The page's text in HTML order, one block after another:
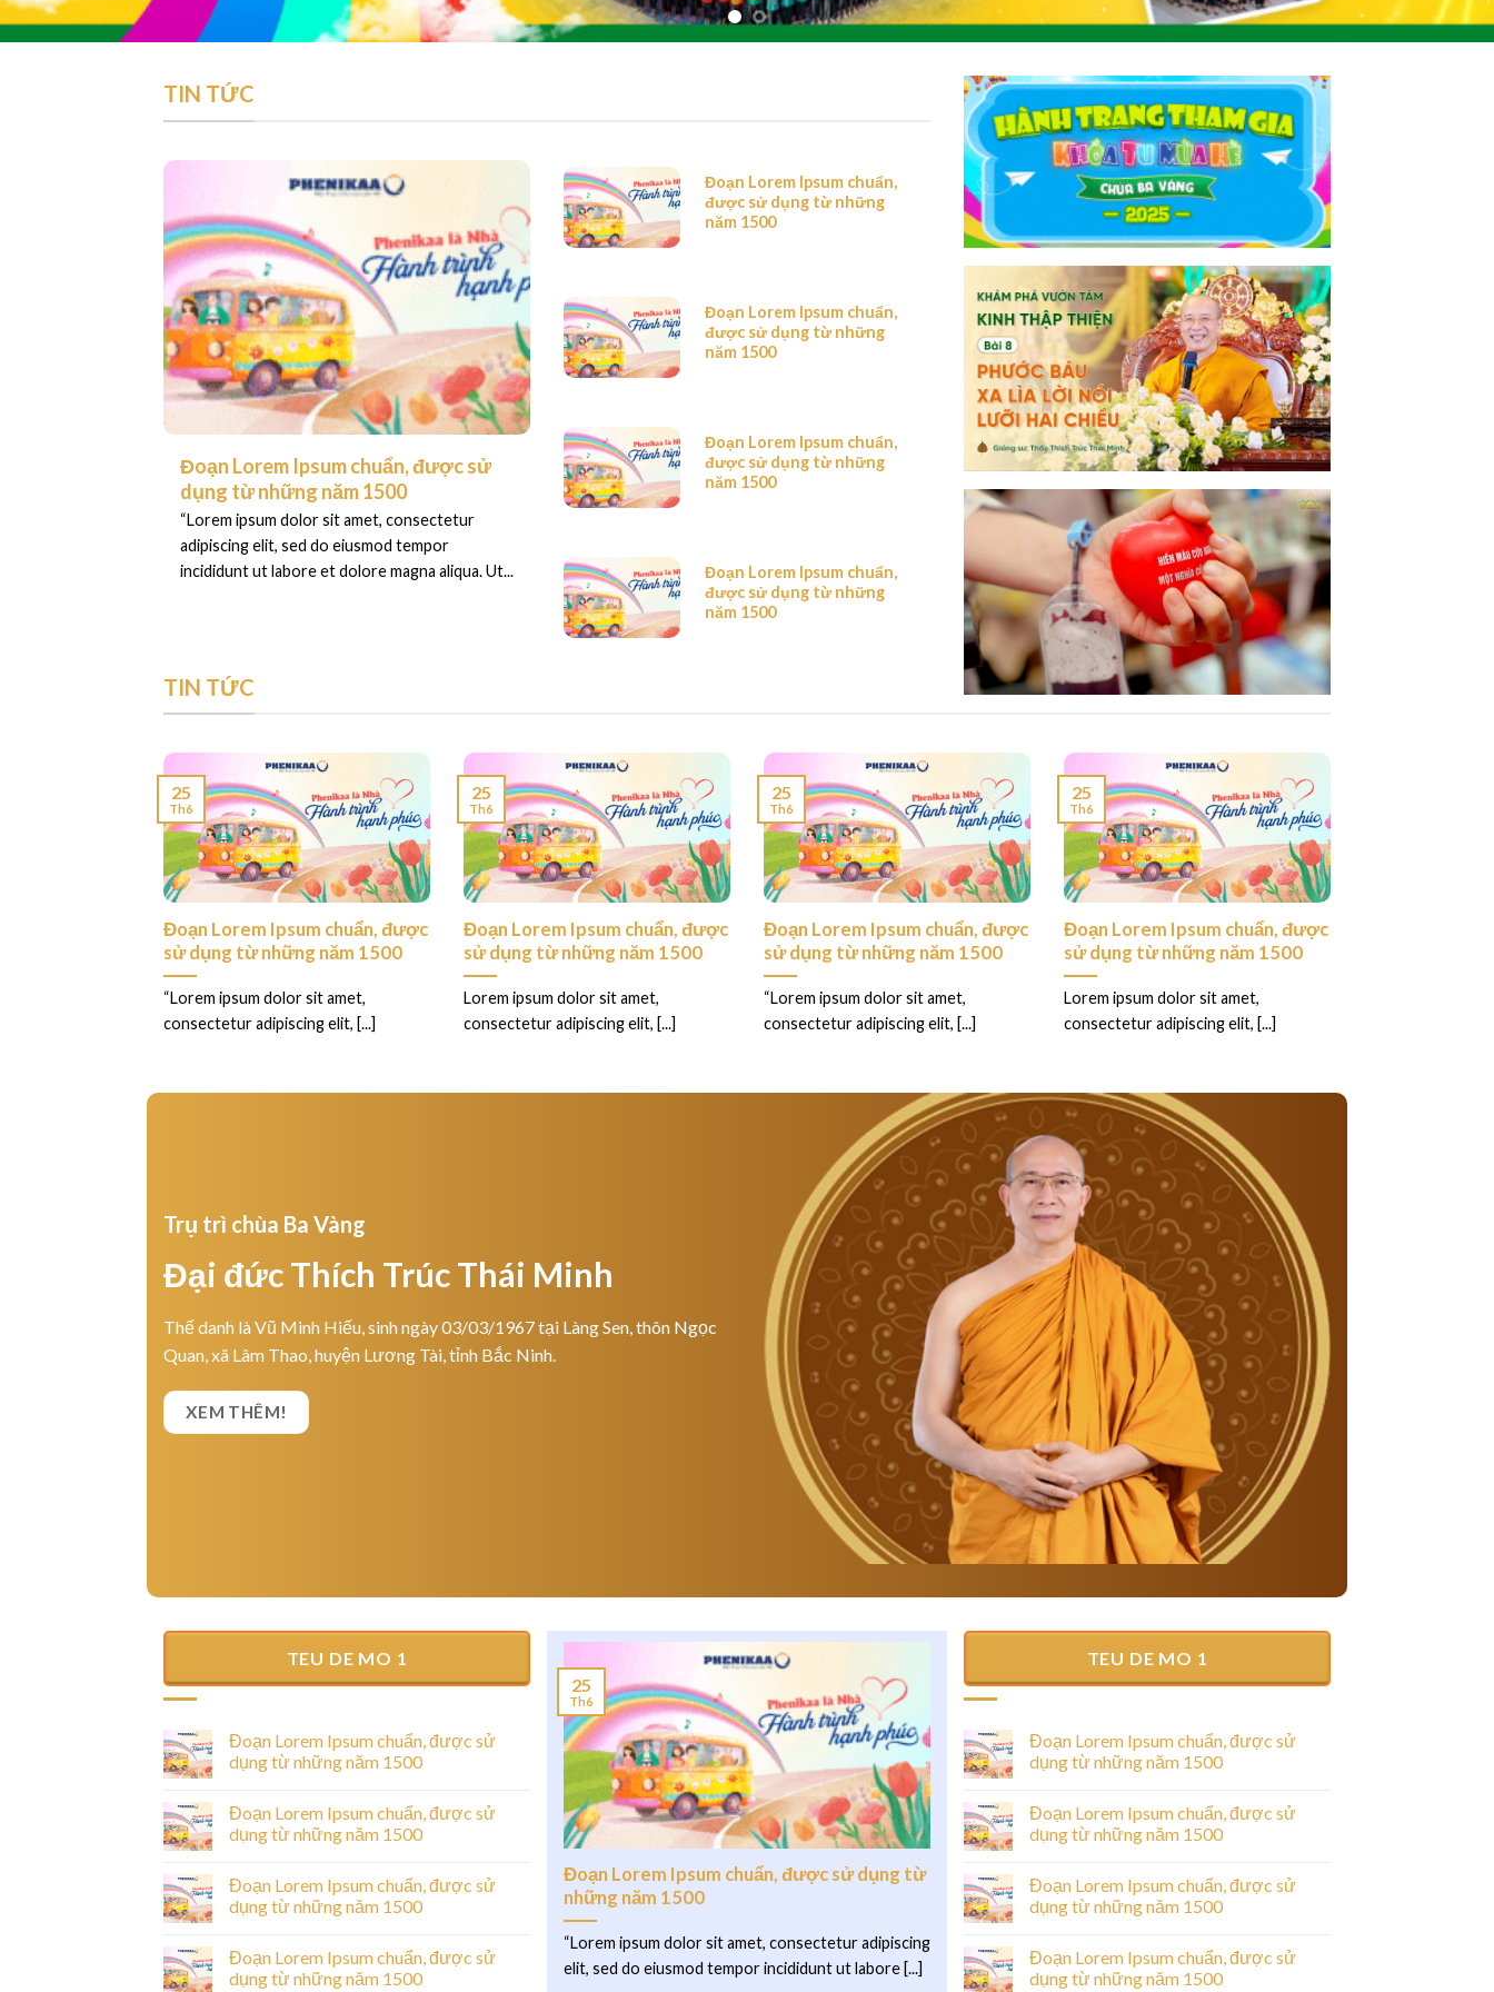
TIN TỨC
Đoạn Lorem Ipsum chuẩn, được sử
dụng từ những năm 1500
“Lorem ipsum dolor sit amet, consectetur
adipiscing elit, sed do eiusmod tempor
incididunt ut labore et dolore magna aliqua. Ut...
Đoạn Lorem Ipsum chuẩn,
được sử dụng từ những
năm 1500
Đoạn Lorem Ipsum chuẩn,
được sử dụng từ những
năm 1500
Đoạn Lorem Ipsum chuẩn,
được sử dụng từ những
năm 1500
Đoạn Lorem Ipsum chuẩn,
được sử dụng từ những
năm 1500
TIN TỨC
Đoạn Lorem Ipsum chuẩn, được
sử dụng từ những năm 1500
“Lorem ipsum dolor sit amet,
consectetur adipiscing elit, [...]
25
Th6
Đoạn Lorem Ipsum chuẩn, được
sử dụng từ những năm 1500
Lorem ipsum dolor sit amet,
consectetur adipiscing elit, [...]
25
Th6
Đoạn Lorem Ipsum chuẩn, được
sử dụng từ những năm 1500
“Lorem ipsum dolor sit amet,
consectetur adipiscing elit, [...]
25
Th6
Đoạn Lorem Ipsum chuẩn, được
sử dụng từ những năm 1500
Lorem ipsum dolor sit amet,
consectetur adipiscing elit, [...]
25
Th6
Trụ trì chùa Ba Vàng
Đại đức Thích Trúc Thái Minh
Thế danh là Vũ Minh Hiếu, sinh ngày 03/03/1967 tại Làng Sen, thôn Ngọc
Quan, xã Lâm Thao, huyện Lương Tài, tỉnh Bắc Ninh.
XEM THÊM!
TEU DE MO 1
Đoạn Lorem Ipsum chuẩn, được sử
dụng từ những năm 1500
Đoạn Lorem Ipsum chuẩn, được sử
dụng từ những năm 1500
Đoạn Lorem Ipsum chuẩn, được sử
dụng từ những năm 1500
Đoạn Lorem Ipsum chuẩn, được sử
dụng từ những năm 1500
Đoạn Lorem Ipsum chuẩn, được sử dụng từ
những năm 1500
“Lorem ipsum dolor sit amet, consectetur adipiscing
elit, sed do eiusmod tempor incididunt ut labore [...]
25
Th6
Welcome to WordPress. This is your first post.
Edit or delete it, then start writing!
TEU DE MO 1
Đoạn Lorem Ipsum chuẩn, được sử
dụng từ những năm 1500
Đoạn Lorem Ipsum chuẩn, được sử
dụng từ những năm 1500
Đoạn Lorem Ipsum chuẩn, được sử
dụng từ những năm 1500
Đoạn Lorem Ipsum chuẩn, được sử
dụng từ những năm 1500